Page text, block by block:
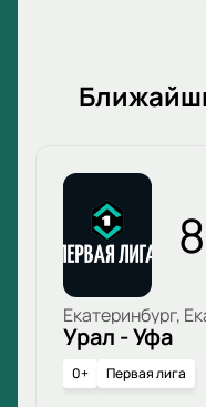
8
Екатеринбург,
Урал - Уфа
0+ Первая лига